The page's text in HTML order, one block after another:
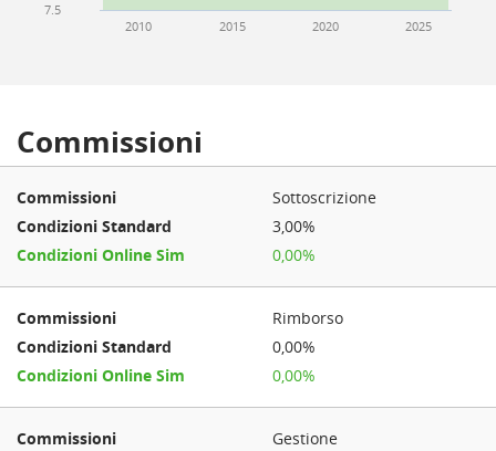
2010 2015 2020 2025
7.5
Commissioni
Sottoscrizione
3,00%
0,00%
Rimborso
0,00%
0,00%
Gestione